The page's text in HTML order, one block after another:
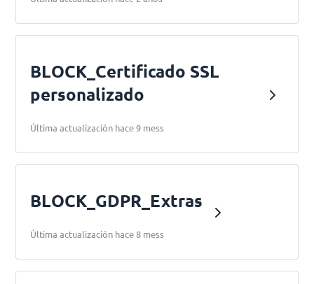
BLOCK_Certificado SSL
personalizado
Última actualización hace 9 mess
BLOCK_GDPR_Extras
Última actualización hace 8 mess